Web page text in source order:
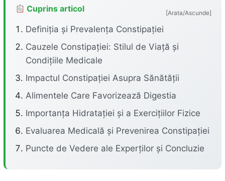
Cuprins articol [Arata/Ascunde]
Definiția și Prevalența Constipației
Cauzele Constipației: Stilul de Viață și
Condițiile Medicale
Impactul Constipației Asupra Sănătății
Alimentele Care Favorizează Digestia
Importanța Hidratației și a Exercițiilor Fizice
Evaluarea Medicală și Prevenirea Constipației
Puncte de Vedere ale Experților și Concluzie